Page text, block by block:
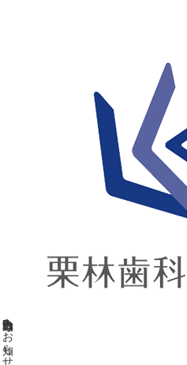
千葉県の新浦安にある歯医者｜2025年7月専門医出勤日のお知らせ 2025